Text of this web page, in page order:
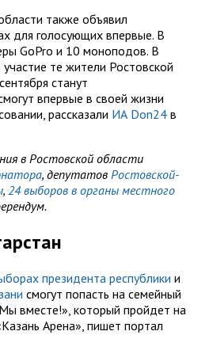
также объявил
для голосующих впервые. В
GoPro и 10 моноподов. В
участие те жители Ростовской
станут
впервые в своей жизни
рассказали ИА Don24 в
в Ростовской области
, депутатов Ростовской-
, 24 выборов в органы местного
президента республики и
смогут попасть на семейный
вместе!», который пройдет на
Арена», пишет портал